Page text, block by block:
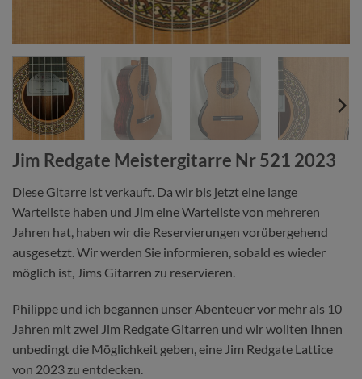
Jim Redgate Meistergitarre Nr 521 2023
Diese Gitarre ist verkauft. Da wir bis jetzt eine lange
Warteliste haben und Jim eine Warteliste von mehreren
Jahren hat, haben wir die Reservierungen vorübergehend
ausgesetzt. Wir werden Sie informieren, sobald es wieder
möglich ist, Jims Gitarren zu reservieren.
Philippe und ich begannen unser Abenteuer vor mehr als 10
Jahren mit zwei Jim Redgate Gitarren und wir wollten Ihnen
unbedingt die Möglichkeit geben, eine Jim Redgate Lattice
von 2023 zu entdecken.